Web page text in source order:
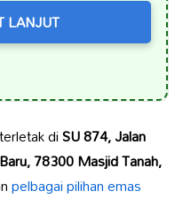
LANJUT
diSU 874, Jalan
78300 Masjid Tanah,
pelbagai pilihan emas